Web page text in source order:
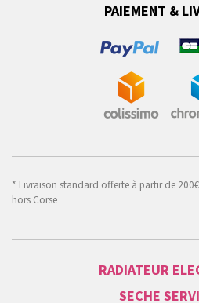
PAIEMENT &
* Livraison standard offerte à partir de
hors Corse
RADIATEUR
SECHE